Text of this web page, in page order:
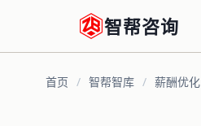
智帮咨询
首页 / 智帮智库 / 薪酬优化